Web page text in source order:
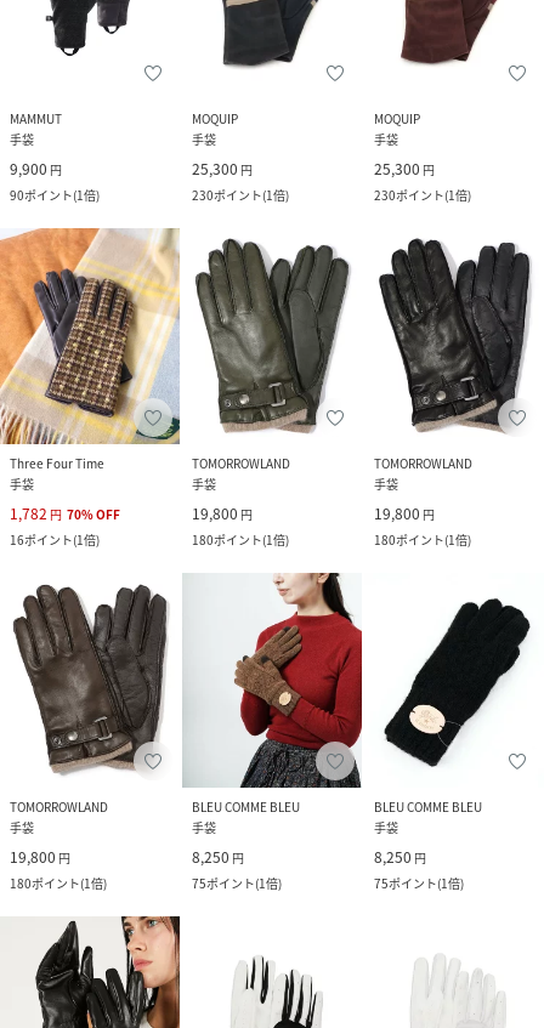
MAMMUT
手袋
9,900 円
90ポイント(1倍)
MOQUIP
手袋
25,300 円
230ポイント(1倍)
MOQUIP
手袋
25,300 円
230ポイント(1倍)
Three Four Time
手袋
1,782 円 70%OFF
16ポイント(1倍)
TOMORROWLAND
手袋
19,800 円
180ポイント(1倍)
TOMORROWLAND
手袋
19,800 円
180ポイント(1倍)
TOMORROWLAND
手袋
19,800 円
180ポイント(1倍)
BLEU COMME BLEU
手袋
8,250 円
75ポイント(1倍)
BLEU COMME BLEU
手袋
8,250 円
75ポイント(1倍)